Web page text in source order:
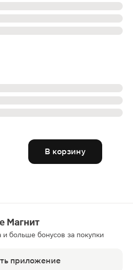
В корзину
Магнит
и больше бонусов за покупки
приложение